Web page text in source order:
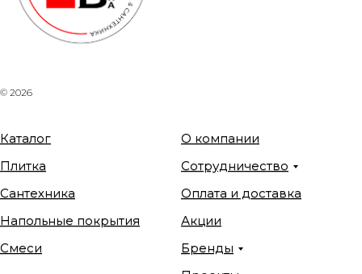
© 2026
Каталог
Плитка
Сантехника
Напольные покрытия
Смеси
О компании
Сотрудничество
Оплата и доставка
Акции
Бренды